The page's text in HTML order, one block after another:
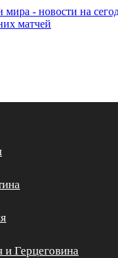
и Герцеговина